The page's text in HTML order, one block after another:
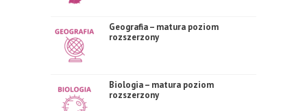
Geografia – matura poziom
rozszerzony
Biologia – matura poziom
rozszerzony